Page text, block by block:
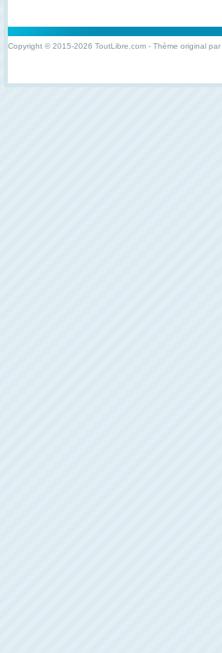
Copyright © 2015-2026 ToutLibre.com - Thème original par